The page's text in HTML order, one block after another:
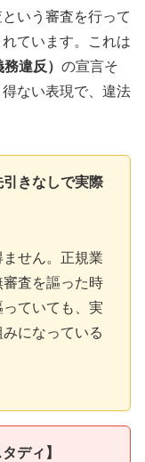
いう審査を行って
ています。これは
違反） の宣言そ
ない表現で、違法
引きなしで実際
ません。正規業
査を謳った時
ていても、実
になっている
ディ】